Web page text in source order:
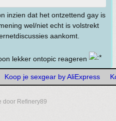
inzien dat het ontzettend gay is
wel/niet echt is volstrekt
aankomt.
lekker ontopic reageren
Koop je sexgear by AliExpress
door Refinery89